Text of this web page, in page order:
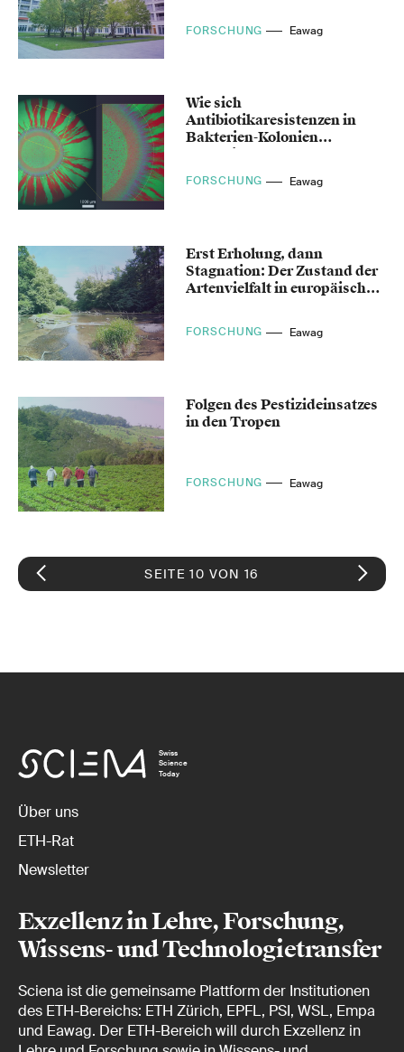
FORSCHUNG Eawag
Wie sich
Antibiotikaresistenzen in
Bakterien-Kolonien
FORSCHUNG Eawag
Erst Erholung, dann
Stagnation: Der Zustand der
Artenvielfalt in europäischen
FORSCHUNG Eawag
Folgen des Pestizideinsatzes
in den Tropen
FORSCHUNG Eawag
SEITE 10 VON 16
Swiss
Science
Today
Über uns
ETH-Rat
Newsletter
Exzellenz in Lehre, Forschung,
Wissens- und Technologietransfer
Sciena ist die gemeinsame Plattform der Institutionen
des ETH-Bereichs: ETH Zürich, EPFL, PSI, WSL, Empa
und Eawag. Der ETH-Bereich will durch Exzellenz in